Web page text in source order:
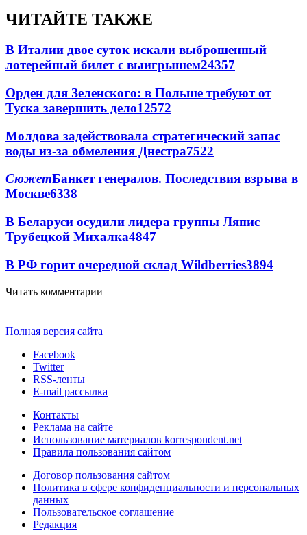
ЧИТАЙТЕ ТАКЖЕ
В Италии двое суток искали выброшенный
лотерейный билет с выигрышем24357
Орден для Зеленского: в Польше требуют от
Туска завершить дело12572
Молдова задействовала стратегический запас
воды из-за обмеления Днестра7522
СюжетБанкет генералов. Последствия взрыва в
Москве6338
В Беларуси осудили лидера группы Ляпис
Трубецкой Михалка4847
В РФ горит очередной склад Wildberries3894
Читать комментарии
Полная версия сайта
Facebook
Twitter
RSS-ленты
E-mail рассылка
Контакты
Реклама на сайте
Использование материалов korrespondent.net
Правила пользования сайтом
Договор пользования сайтом
Политика в сфере конфиденциальности и персональных
данных
Пользовательское соглашение
Редакция